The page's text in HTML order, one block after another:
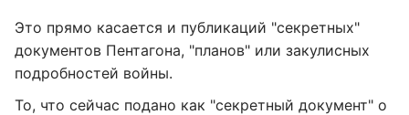
Это прямо касается и публикаций "секретных"
документов Пентагона, "планов" или закулисных
подробностей войны.
То, что сейчас подано как "секретный документ" о